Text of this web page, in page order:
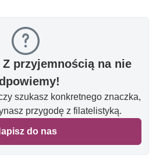
przyjemnością na nie
szukasz konkretnego znaczka,
przygodę z filatelistyką.
do nas